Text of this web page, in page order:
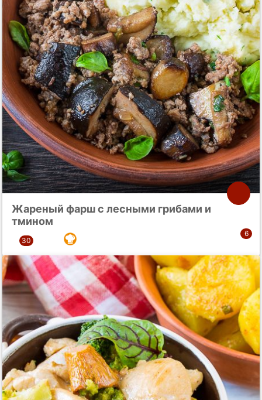
Жареный фарш с лесными грибами и
тмином